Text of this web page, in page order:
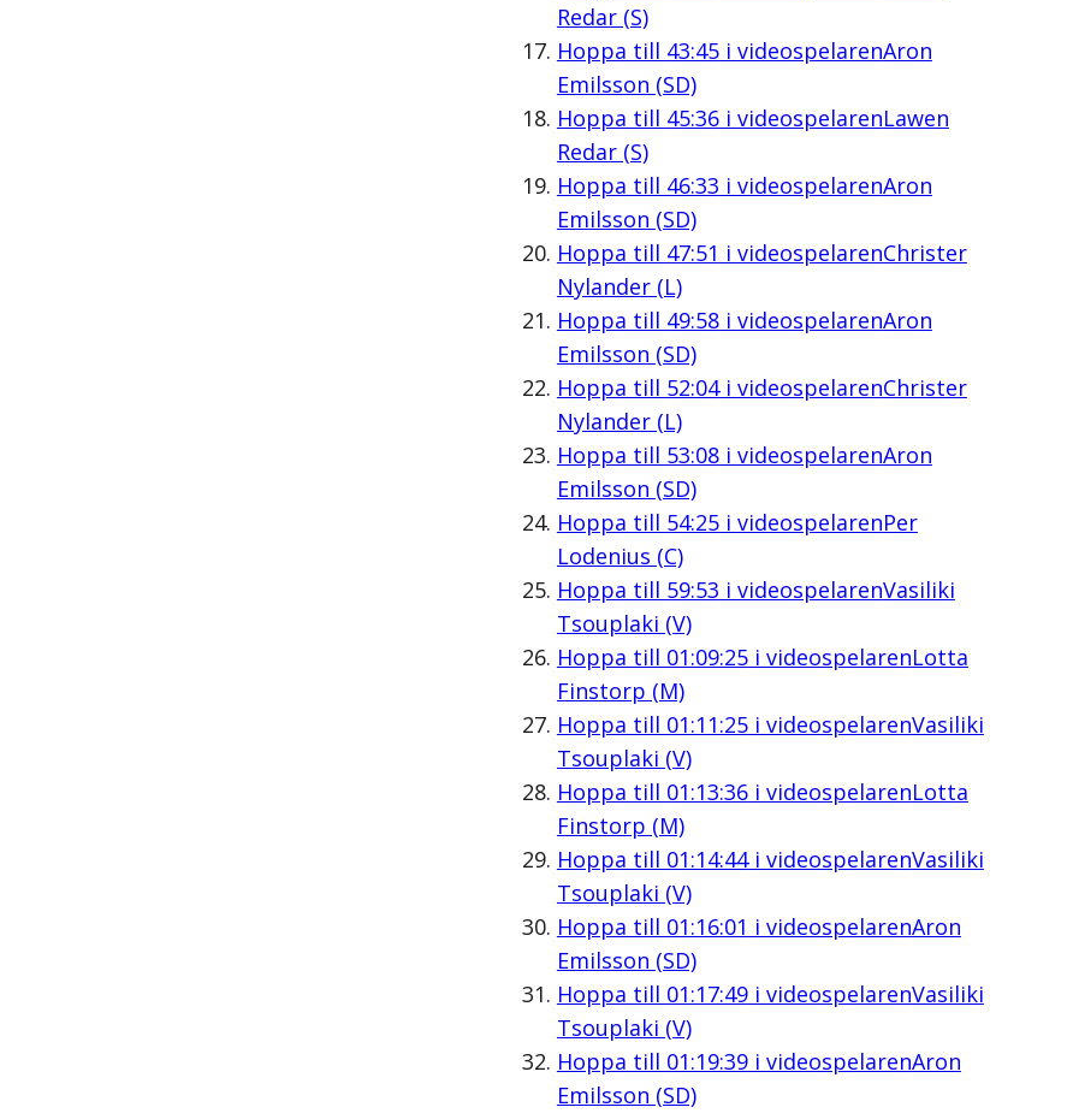
Redar (S)
Hoppa till 43:45i videospelarenAron
Emilsson (SD)
Hoppa till 45:36i videospelarenLawen
Redar (S)
Hoppa till 46:33 i videospelarenAron
Emilsson (SD)
Hoppa till 47:51 i videospelarenChrister
Nylander (L)
Hoppa till 49:58i videospelarenAron
Emilsson (SD)
Hoppa till 52:04i videospelarenChrister
Nylander (L)
Hoppa till 53:08i videospelarenAron
Emilsson (SD)
Hoppa till 54:25i videospelarenPer
Lodenius (C)
Hoppa till 59:53 i videospelarenVasiliki
Tsouplaki (V)
Hoppa till 01:09:25i videospelarenLotta
Finstorp (M)
Hoppa till 01:11:25i videospelarenVasiliki
Tsouplaki (V)
Hoppa till 01:13:36i videospelarenLotta
Finstorp (M)
Hoppa till 01:14:44i videospelarenVasiliki
Tsouplaki (V)
Hoppa till 01:16:01 i videospelarenAron
Emilsson (SD)
Hoppa till 01:17:49i videospelarenVasiliki
Tsouplaki (V)
Hoppa till 01:19:39i videospelarenAron
Emilsson (SD)